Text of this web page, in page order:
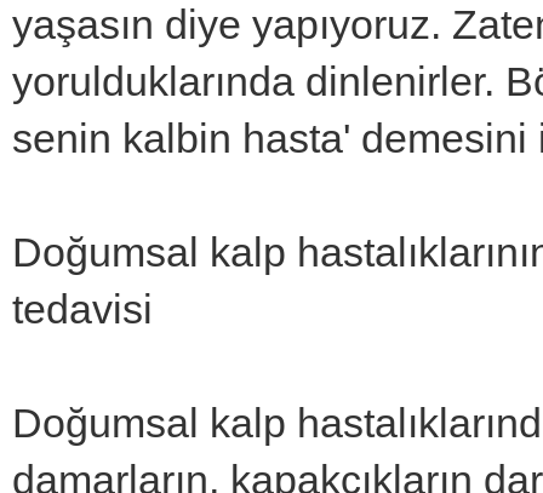
yaşasın diye yapıyoruz.
yorulduklarında dinlenirler.
senin kalbin hasta' demesini
Doğumsal kalp
tedavisi
Doğumsal kalp
damarların, kapakçıkların